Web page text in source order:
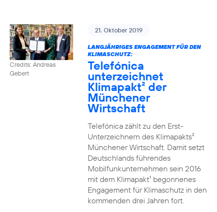
Credits: Andreas
Gebert
21. Oktober 2019
LANGJÄHRIGES ENGAGEMENT FÜR DEN
KLIMASCHUTZ:
Telefónica
unterzeichnet
Klimapakt² der
Münchener
Wirtschaft
Telefónica zählt zu den Erst-
Unterzeichnern des Klimapakts²
Münchener Wirtschaft. Damit setzt
Deutschlands führendes
Mobilfunkunternehmen sein 2016
mit dem Klimapakt¹ begonnenes
Engagement für Klimaschutz in den
kommenden drei Jahren fort.